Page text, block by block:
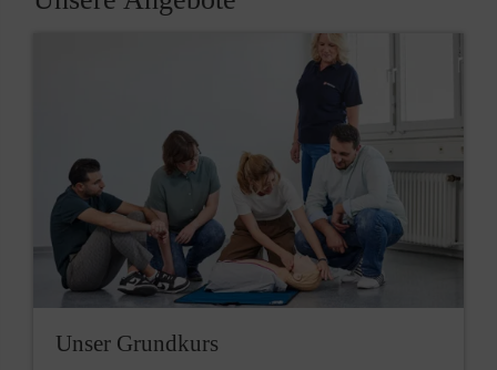
Unser Grundkurs